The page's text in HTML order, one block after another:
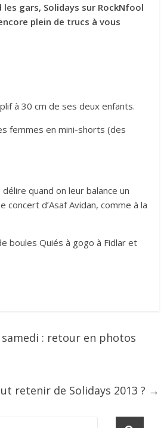
gars, Solidays sur RockNfool
plein de trucs à vous
à 30 cm de ses deux enfants.
femmes en mini-shorts (des
quand on leur balance un
concert d’Asaf Avidan, comme à la
boules Quiés à gogo à Fidlar et
: retour en photos
retenir de Solidays 2013 ? →